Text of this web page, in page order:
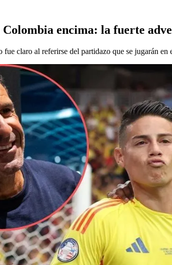
Colombia encima: la fuerte
fue claro al referirse del partidazo que se jugarán